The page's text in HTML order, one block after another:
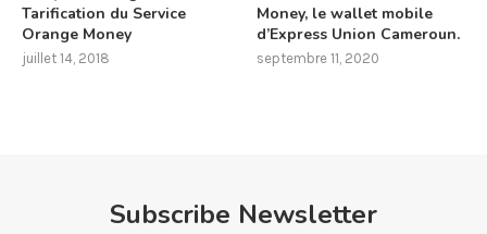
Tarification du Service
Orange Money
juillet 14, 2018
Money, le wallet mobile
d’Express Union Cameroun.
septembre 11, 2020
Subscribe Newsletter